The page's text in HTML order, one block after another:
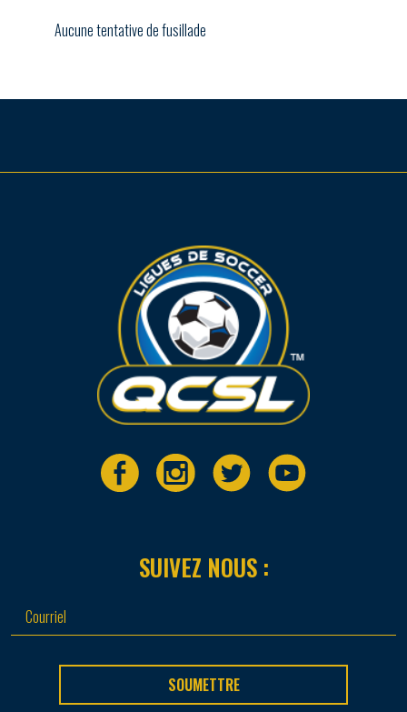
Aucune tentative de fusillade
SUIVEZ NOUS :
SOUMETTRE